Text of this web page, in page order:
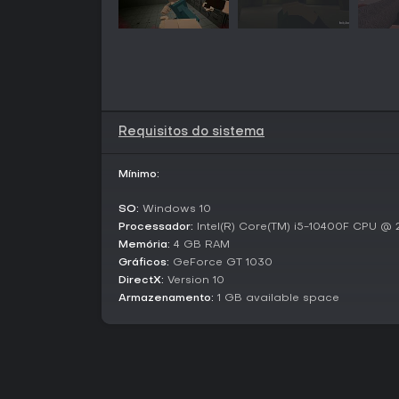
Requisitos do sistema
Mínimo:
SO: Windows 10
Processador: Intel(R) Core(TM) i5-10400F CPU @
Memória: 4 GB RAM
Gráficos: GeForce GT 1030
DirectX: Version 10
Armazenamento: 1 GB available space